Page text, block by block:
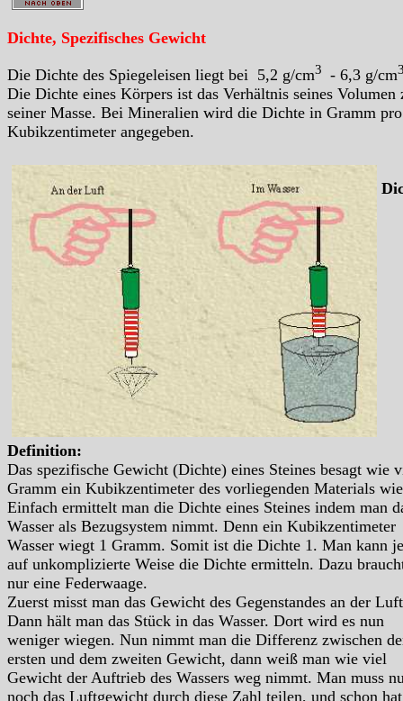
Dichte, Spezifisches Gewicht
Die Dichte des Spiegeleisen liegt bei 5,2 g/cm3 - 6,3 g/cm
Die Dichte eines Körpers ist das Verhältnis seines Volumen
seiner Masse. Bei Mineralien wird die Dichte in Gramm pro
Kubikzentimeter angegeben.
Definition:
Das spezifische Gewicht (Dichte) eines Steines besagt wie
Gramm ein Kubikzentimeter des vorliegenden Materials
Einfach ermittelt man die Dichte eines Steines indem man
Wasser als Bezugsystem nimmt. Denn ein Kubikzentimeter
Wasser wiegt 1 Gramm. Somit ist die Dichte 1. Man kann
auf unkomplizierte Weise die Dichte ermitteln. Dazu
nur eine Federwaage.
Zuerst misst man das Gewicht des Gegenstandes an der
Dann hält man das Stück in das Wasser. Dort wird es nun
weniger wiegen. Nun nimmt man die Differenz zwischen
ersten und dem zweiten Gewicht, dann weiß man wie viel
Gewicht der Auftrieb des Wassers weg nimmt. Man muss
noch das Luftgewicht durch diese Zahl teilen, und schon